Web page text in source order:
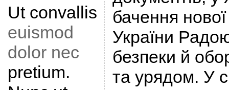
Ut convallis
euismod
dolor nec
pretium.
бачення
України
безпеки й
та урядом. У